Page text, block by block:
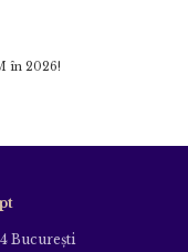
în 2026!
Bucureşti